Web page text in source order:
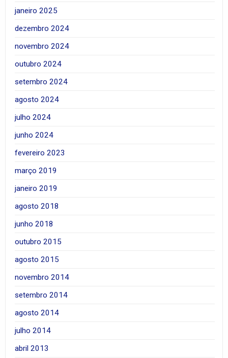
janeiro 2025
dezembro 2024
novembro 2024
outubro 2024
setembro 2024
agosto 2024
julho 2024
junho 2024
fevereiro 2023
março 2019
janeiro 2019
agosto 2018
junho 2018
outubro 2015
agosto 2015
novembro 2014
setembro 2014
agosto 2014
julho 2014
abril 2013